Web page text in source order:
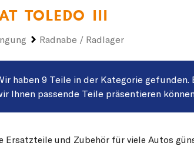
TOLEDO III
Radnabe / Radlager
haben 9 Teile in der Kategorie
Ihnen passende Teile präsentieren
Ersatzteile und Zubehör für viele Autos